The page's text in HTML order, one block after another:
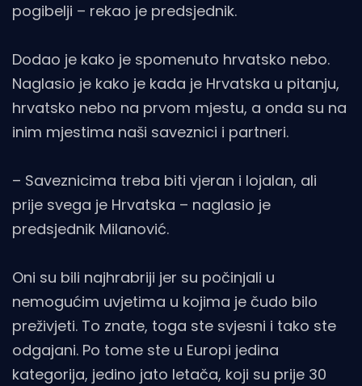
pogibelji – rekao je predsjednik.
Dodao je kako je spomenuto hrvatsko nebo.
Naglasio je kako je kada je Hrvatska u pitanju,
hrvatsko nebo na prvom mjestu, a onda su na
inim mjestima naši saveznici i partneri.
– Saveznicima treba biti vjeran i lojalan, ali
prije svega je Hrvatska – naglasio je
predsjednik Milanović.
Oni su bili najhrabriji jer su počinjali u
nemogućim uvjetima u kojima je čudo bilo
preživjeti. To znate, toga ste svjesni i tako ste
odgajani. Po tome ste u Europi jedina
kategorija, jedino jato letača, koji su prije 30